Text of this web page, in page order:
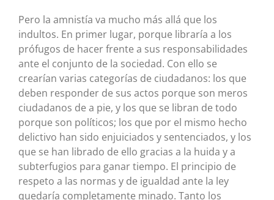
Pero la amnistía va mucho más allá que los
indultos. En primer lugar, porque libraría a los
prófugos de hacer frente a sus responsabilidades
ante el conjunto de la sociedad. Con ello se
crearían varias categorías de ciudadanos: los que
deben responder de sus actos porque son meros
ciudadanos de a pie, y los que se libran de todo
porque son políticos; los que por el mismo hecho
delictivo han sido enjuiciados y sentenciados, y los
que se han librado de ello gracias a la huida y a
subterfugios para ganar tiempo. El principio de
respeto a las normas y de igualdad ante la ley
quedaría completamente minado. Tanto los